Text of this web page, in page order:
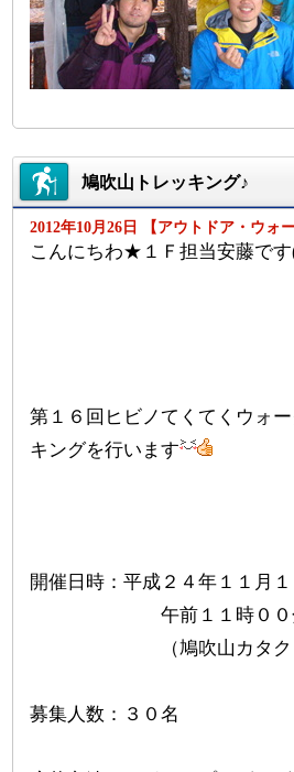
鳩吹山トレッキング♪
2012年10月26日 【アウトドア・ウォ
こんにちわ★１Ｆ担当安藤で
第１６回ヒビノてくてくウォ
キングを行います
開催日時：平成２４年１１月
午前１１時００分
（鳩吹山カタクリ口
募集人数：３０名